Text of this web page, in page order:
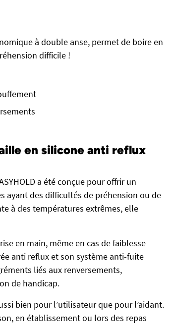
à double anse, permet de boire en
difficile !
en silicone anti reflux
a été conçue pour offrir un
ayant des difficultés de préhension ou de
à des températures extrêmes, elle
en main, même en cas de faiblesse
anti reflux et son système anti-fuite
liés aux renversements,
de handicap.
bien pour l’utilisateur que pour l’aidant.
en établissement ou lors des repas